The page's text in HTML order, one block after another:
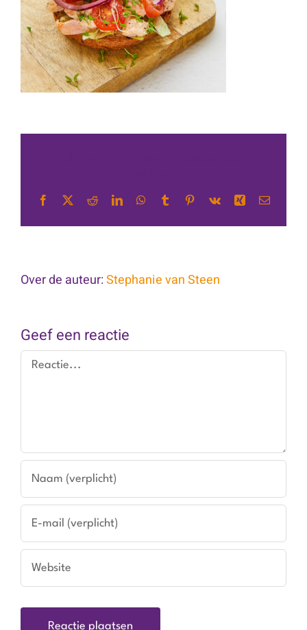
Over ons
Facebook
X RedditLinkedInWhatsApp
TumblrPinterest
Vk Xing E-
Over de auteur:Stephanie van Steen
Geef een reactie
Reactie